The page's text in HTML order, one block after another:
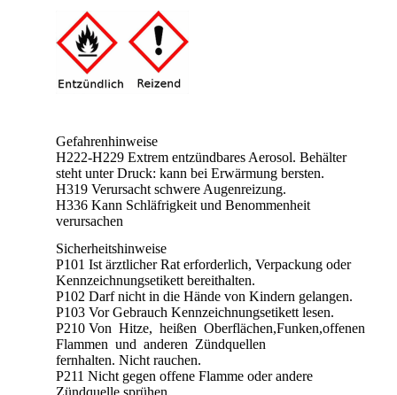
Gefahrenhinweise
H222-H229 Extrem entzündbares Aerosol. Behälter
steht unter Druck: kann bei Erwärmung bersten.
H319 Verursacht schwere Augenreizung.
H336 Kann Schläfrigkeit und Benommenheit
verursachen
Sicherheitshinweise
P101 Ist ärztlicher Rat erforderlich, Verpackung oder
Kennzeichnungsetikett bereithalten.
P102 Darf nicht in die Hände von Kindern gelangen.
P103 Vor Gebrauch Kennzeichnungsetikett lesen.
P210 Von Hitze, heißen Oberflächen,Funken,offenen
Flammen und anderen Zündquellen
fernhalten. Nicht rauchen.
P211 Nicht gegen offene Flamme oder andere
Zündquelle sprühen.